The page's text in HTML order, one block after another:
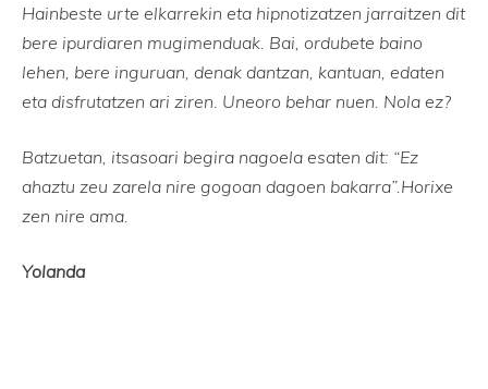
Hainbeste urte elkarrekin eta hipnotizatzen jarraitzen dit
bere ipurdiaren mugimenduak. Bai, ordubete baino
lehen, bere inguruan, denak dantzan, kantuan, edaten
eta disfrutatzen ari ziren. Uneoro behar nuen. Nola ez?
Batzuetan, itsasoari begira nagoela esaten dit: “Ez
ahaztu zeu zarela nire gogoan dagoen bakarra”.Horixe
zen nire ama.
Yolanda